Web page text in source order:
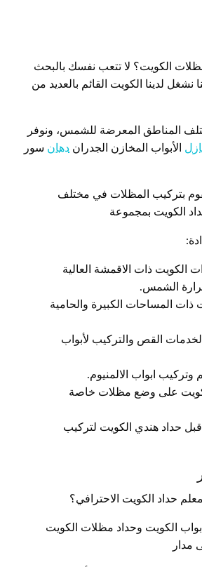
الكويت؟ لا تتعب نفسك بالبحث
نشغل لدينا الكويت القائم بالعديد من
المناطق المعرضة للشمس، ونوفر
الأبواب المخازن الجدران دهان سور
بتركيب المظلات في مختلف
الكويت بمجموعة
الكويت ذات الاقمشة العالية
الشمس.
ذات المساحات الكبيرة والحامية
القص والتركيب لأبواب
وتركيب ابواب الالمنيوم.
على وضع مظلات خاصة
حداد هندي الكويت لتركيب
حداد الكويت الاحترافي؟
الكويت وحداد مظلات الكويت
مدار